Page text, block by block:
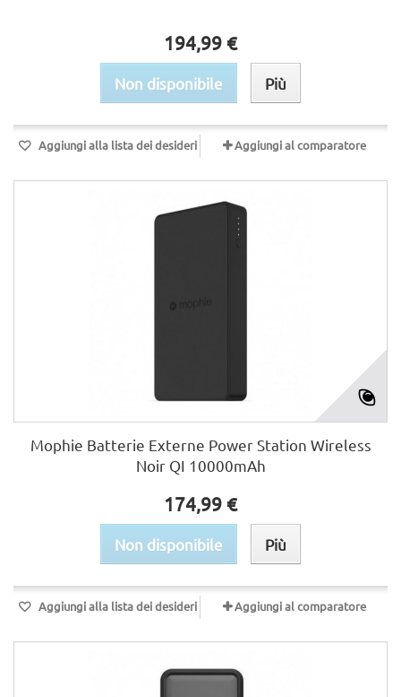
194,99 €
Non disponibile Più
Aggiungi alla lista dei desideri Aggiungi al comparatore
Mophie Batterie Externe Power Station Wireless
Noir QI 10000mAh
174,99 €
Non disponibile Più
Aggiungi alla lista dei desideri Aggiungi al comparatore